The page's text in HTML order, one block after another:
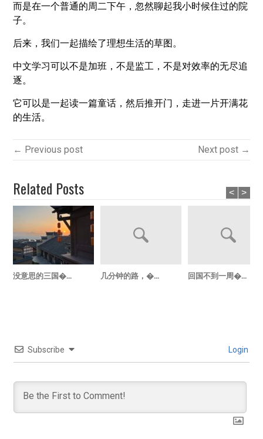
而是在一个普通的周二下午，忽然聊起我小时候住过的院
子。
后来，我们一起描绘了理想生活的草图。
中文学习可以不是加班，不是监工，不是对效率的无尽追
逐。
它可以是一起读一篇童话，然后推开门，走进一片开满花
的生活。
← Previous post Next post →
Related Posts
没意思的三国�... 几分钟的路，�... 回国不到一周�...
< >
Subscribe Login